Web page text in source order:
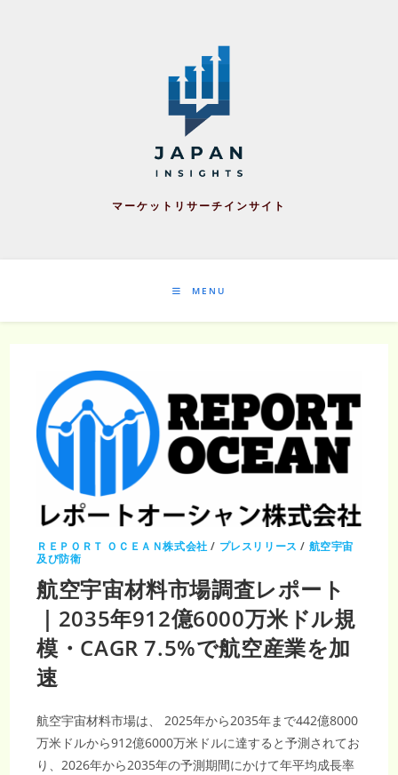
マーケットリサーチインサイト
MENU
ＲＥＰＯＲＴ ＯＣＥＡＮ株式会社 / プレスリリース / 航空宇宙
及び防衛
航空宇宙材料市場調査レポート
｜2035年912億6000万米ドル規
模・CAGR 7.5%で航空産業を加
速
航空宇宙材料市場は、 2025年から2035年まで442億8000
万米ドルから912億6000万米ドルに達すると予測されてお
り、2026年から2035年の予測期間にかけて年平均成長率